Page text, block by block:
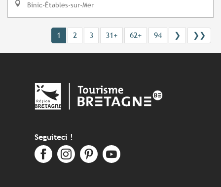
Binic-Étables-sur-Mer
1 2 3 31+ 62+ 94 ❯ ❯❯
Seguiteci !